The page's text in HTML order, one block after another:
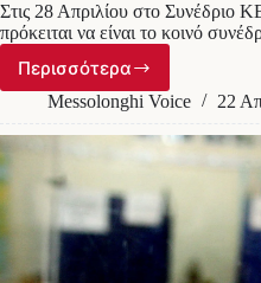
Στις 28 Απριλίου στο
πρόκειται να είναι το κοινό
Περισσότερα
Έρχεται
ο
εκλογικός
για
Δήμους
και
Περιφέρειες
Messolonghi Voice 22